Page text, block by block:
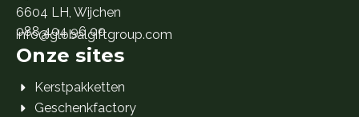
6604 LH, Wijchen
088 404 96 00
info@globalgiftgroup.com
Onze sites
Kerstpakketten
Geschenkfactory